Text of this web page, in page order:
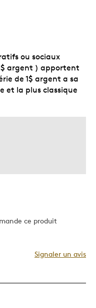
Guidé par la qualité
ou sociaux
argent ) apportent
de 1$ argent a sa
et la plus classique
ce produit
Signaler un avis